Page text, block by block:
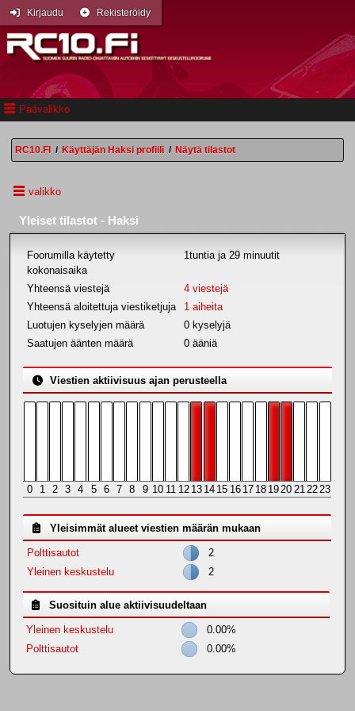
Päävalikko
Kirjaudu Rekisteröidy
RC10.FI / Käyttäjän Haksi profiili / Näytä tilastot
valikko
Yleiset tilastot - Haksi
Foorumilla käytetty
kokonaisaika
1tuntia ja 29 minuutit
Yhteensä viestejä
4 viestejä
Yhteensä aloitettuja viestiketjuja
1 aiheita
Luotujen kyselyjen määrä
0 kyselyjä
Saatujen äänten määrä
0 ääniä
Viestien aktiivisuus ajan perusteella
0 1 2 3 4 5 6 7 8 9 10 11 12 13 14 15 16 17 18 1920 212223
Yleisimmät alueet viestien määrän mukaan
Polttisautot
2
Yleinen keskustelu
2
Suosituin alue aktiivisuudeltaan
Yleinen keskustelu
0.00%
Polttisautot
0.00%